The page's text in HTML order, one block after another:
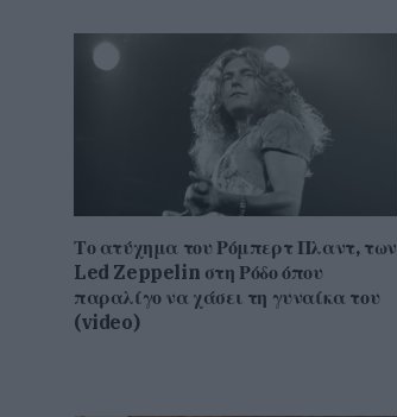
Το ατύχημα του Ρόμπερτ Πλαντ, των
Led Zeppelin στη Ρόδο όπου
παραλίγο να χάσει τη γυναίκα του
(video)